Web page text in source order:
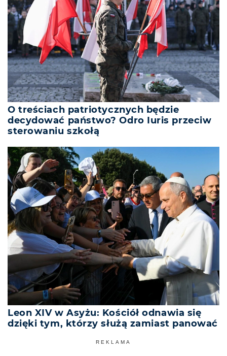
O treściach patriotycznych będzie
decydować państwo? Odro Iuris przeciw
sterowaniu szkołą
Leon XIV w Asyżu: Kościół odnawia się
dzięki tym, którzy służą zamiast panować
REKLAMA